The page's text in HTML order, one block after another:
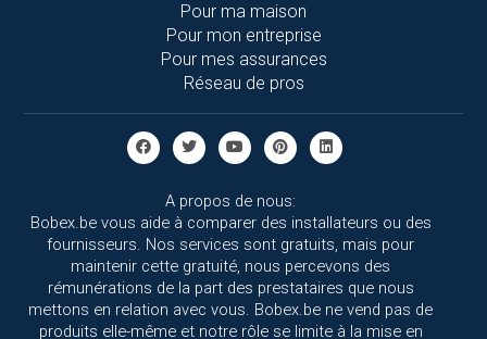
Pour ma maison
Pour mon entreprise
Pour mes assurances
Réseau de pros
A propos de nous:
Bobex.be vous aide à comparer des installateurs ou des
fournisseurs. Nos services sont gratuits, mais pour
maintenir cette gratuité, nous percevons des
rémunérations de la part des prestataires que nous
mettons en relation avec vous. Bobex.be ne vend pas de
produits elle-même et notre rôle se limite à la mise en